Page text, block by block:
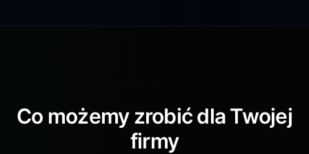
Co możemy zrobić dla Twojej
firmy